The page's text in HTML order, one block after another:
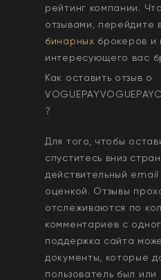
рейтинг компании.
отзывами, перейдите
бинарных брокеров и
интересующего вас
Как оставить отзыв о
?
Для того, чтобы
спуститесь вниз
действительный
оценкой. Отзывы
отслеживаются по
комментариев с
поддержка сайта
документы, которые
пользователь был или